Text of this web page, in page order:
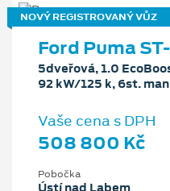
NOVÝ REGISTROVANÝ VŮZ
Ford Puma
5dveřová, 1.0
92 kW/125 k, 6st.
Vaše cena s DPH
508 800 Kč
Pobočka